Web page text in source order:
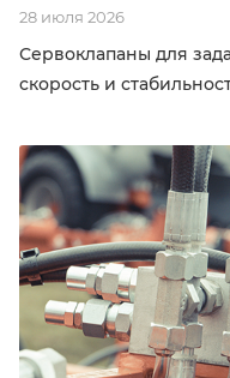
28 июля 2026
Сервоклапаны для
скорость и